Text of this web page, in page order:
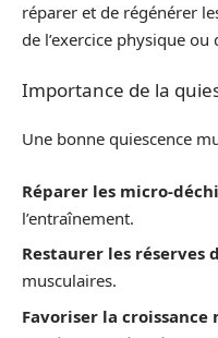
réparer et de régénérer
de l’exercice physique ou
Importance de la
Une bonne quiescence
Réparer les micro-
l’entraînement.
Restaurer les réserves
musculaires.
Favoriser la croissance